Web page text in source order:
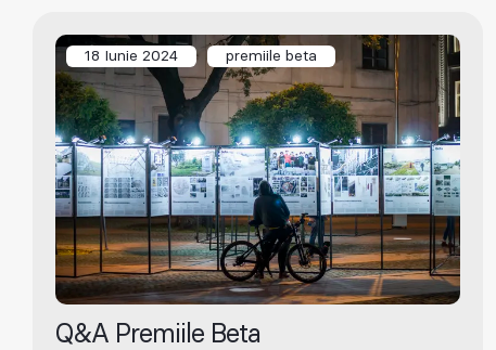
18 Iunie 2024 premiile beta
Q&A Premiile Beta